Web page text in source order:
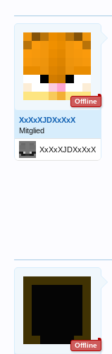
Offline
XxXxXJDXxXxX
Mitglied
XxXxXJDXxXxX
Offline